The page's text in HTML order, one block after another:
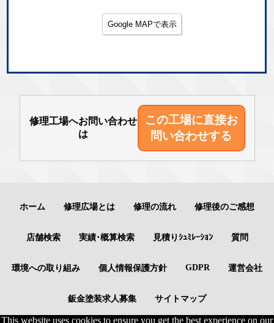
Google MAPで表示
修理工場へお問い合わせ
は
この工場に直接お
問い合わせする
ホーム 修理広場とは 修理の流れ 修理後のご感想
店舗検索 実績･概算検索 見積りｼｭﾐﾚｰｼｮﾝ 質問
環境への取り組み 個人情報保護方針 GDPR 運営会社
鈑金塗装求人募集 サイトマップ
This website uses cookies to ensure you get the best experience on our